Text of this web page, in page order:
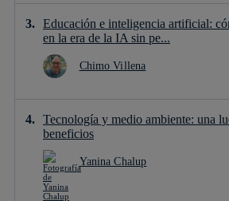
Educación e inteligencia artificial:
en la era de la IA sin pe...
Chimo Villena
Tecnología y medio ambiente: una
beneficios
Yanina Chalup